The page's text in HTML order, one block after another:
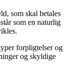
som skal betales
som en naturlig
forpligtelser og
og skyldige